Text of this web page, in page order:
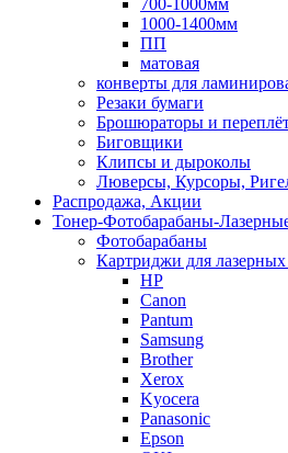
700-1000мм
1000-1400мм
ПП
матовая
конверты для
Резаки бумаги
Брошюраторы и
Биговщики
Клипсы и дыроколы
Люверсы, Курсоры,
Распродажа, Акции
Тонер-Фотобарабаны-
Фотобарабаны
Картриджи для
HP
Canon
Pantum
Samsung
Brother
Xerox
Kyocera
Panasonic
Epson